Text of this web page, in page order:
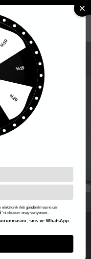
Sıfır Kol Elbise
%10
%15
%20
elektronik ileti gönderilmesine izin
'ni okudum onay veriyorum.
sms ve WhatsApp